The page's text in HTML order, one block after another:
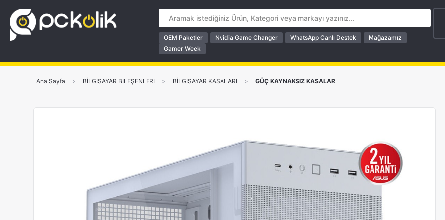
OEM Paketler Nvidia Game Changer WhatsApp Canlı Destek
Mağazamız
Gamer Week
Ana Sayfa > BİLGİSAYAR BİLEŞENLERİ > BİLGİSAYAR KASALARI > GÜÇ KAYNAKSIZ KASALAR